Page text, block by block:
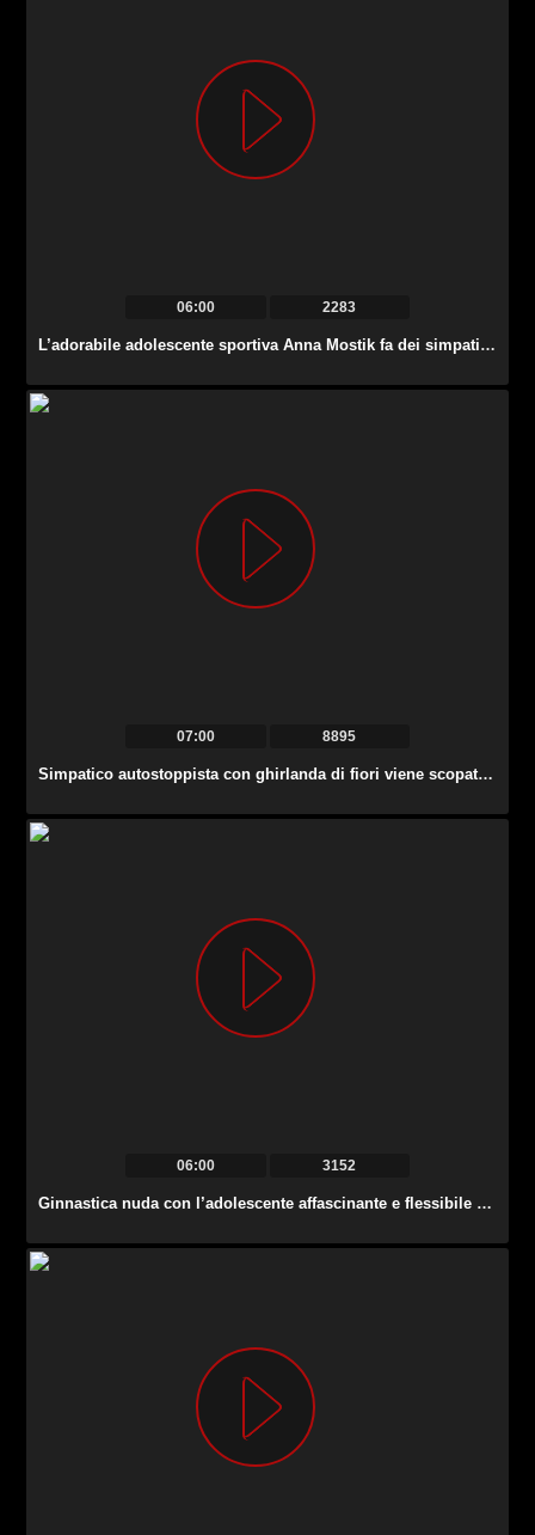
06:00 2283
L’adorabile adolescente sportiva Anna Mostik fa dei simpatici trucchi di ginnastica.
07:00 8895
Simpatico autostoppista con ghirlanda di fiori viene scopato a pecorina dopo essere stato raccolto.
06:00 3152
Ginnastica nuda con l’adolescente affascinante e flessibile Alla Sinichka.